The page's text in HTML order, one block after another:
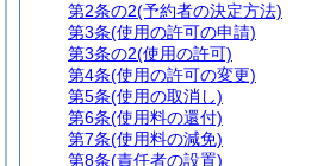
第2条の2(予約者の決定方法)
第3条(使用の許可の申請)
第3条の2(使用の許可)
第4条(使用の許可の変更)
第5条(使用の取消し)
第6条(使用料の還付)
第7条(使用料の減免)
第8条(責任者の設置)